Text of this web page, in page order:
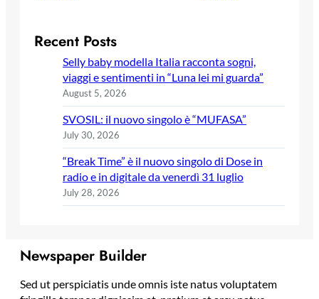
Recent Posts
Selly baby modella Italia racconta sogni,
viaggi e sentimenti in “Luna lei mi guarda”
August 5, 2026
SVOSIL: il nuovo singolo è “MUFASA”
July 30, 2026
“Break Time” è il nuovo singolo di Dose in
radio e in digitale da venerdì 31 luglio
July 28, 2026
Newspaper Builder
Sed ut perspiciatis unde omnis iste natus voluptatem